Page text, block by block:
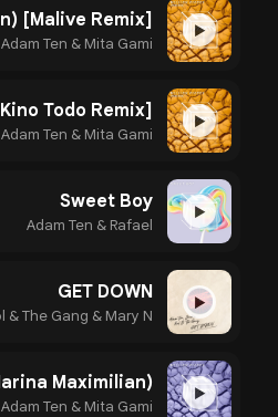
▶
Adam Ten & Mita Gami
▶
Adam Ten & Mita Gami
▶
Sweet Boy
Adam Ten & Rafael
▶
GET DOWN
▶
Adam Ten & Mita Gami